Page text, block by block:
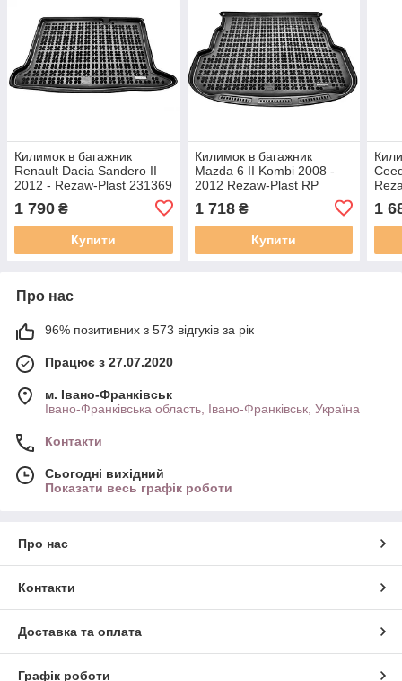
Килимок в багажник
Renault Dacia Sandero II
2012 - Rezaw-Plast 231369
1 790 ₴
Купити
Килимок в багажник
Mazda 6 II Kombi 2008 -
2012 Rezaw-Plast RP
1 718₴
Купити
1
Про нас
96% позитивних з 573 відгуків за рік
Працює з 27.07.2020
м. Івано-Франківськ
Івано-Франківська область, Івано-Франківськ, Україна
Контакти
Сьогодні вихідний
Показати весь графік роботи
Про нас
Контакти
Доставка та оплата
Графік роботи